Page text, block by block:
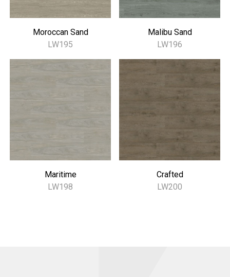
Moroccan Sand
LW195
Malibu Sand
LW196
Maritime
LW198
Crafted
LW200